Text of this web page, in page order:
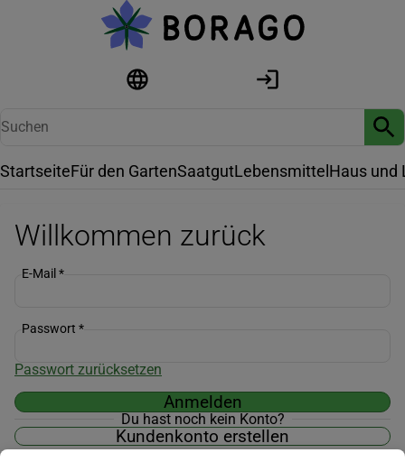
StartseiteFür den GartenSaatgutLebensmittel Haus und
Willkommen zurück
E-Mail *
Passwort *
Passwort zurücksetzen
Anmelden
Du hast noch kein Konto?
Kundenkonto erstellen